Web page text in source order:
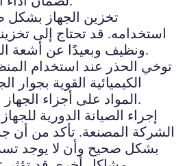
استخدامه. قد تحتاج إلى
ونظيف وبعيدًا عن أشعة الشمس المباشرة.
الكيميائية القوية بجوار
المواد على أجزاء الجهاز وتقلل من كفاءته.
الشركة المصنعة. تأكد من أن
بشكل صحيح وأن لا يوجد